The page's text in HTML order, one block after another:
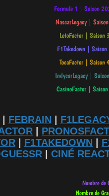
FEBRAIN
F1TAKEDOWN
| CINÉ